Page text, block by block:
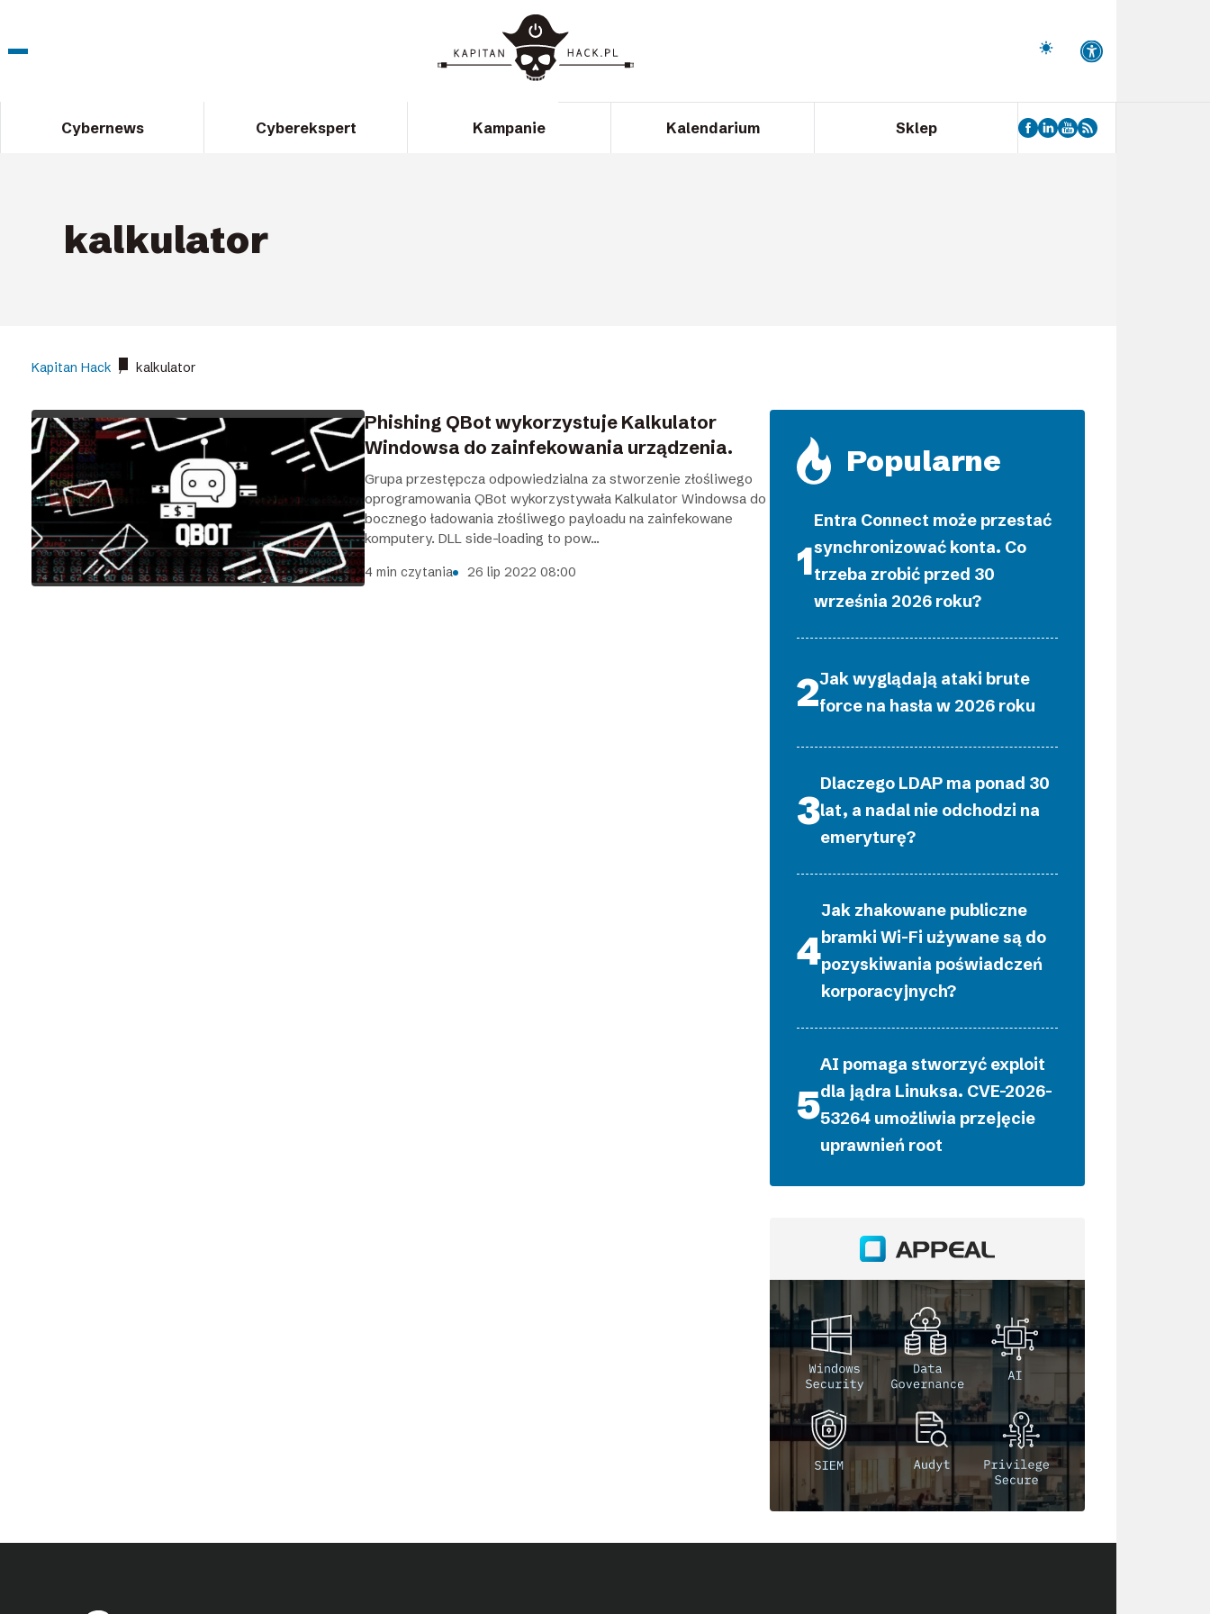
Cybernews Cyberekspert Kampanie Kalendarium Sklep
kalkulator
Kapitan Hack / kalkulator
Phishing QBot wykorzystuje Kalkulator
Windowsa do zainfekowania urządzenia.
Grupa przestępcza odpowiedzialna za stworzenie złośliwego
oprogramowania QBot wykorzystywała Kalkulator Windowsa do
bocznego ładowania złośliwego payloadu na zainfekowane
komputery. DLL side-loading to pow...
4 min czytania 26 lip 2022 08:00
Popularne
Entra Connect może przestać
synchronizować konta. Co
trzeba zrobić przed 30
września 2026 roku?
Jak wyglądają ataki brute
force na hasła w 2026 roku
Dlaczego LDAP ma ponad 30
lat, a nadal nie odchodzi na
emeryturę?
Jak zhakowane publiczne
bramki Wi-Fi używane są do
pozyskiwania poświadczeń
korporacyjnych?
AI pomaga stworzyć exploit
dla jądra Linuksa. CVE-2026-
53264 umożliwia przejęcie
uprawnień root